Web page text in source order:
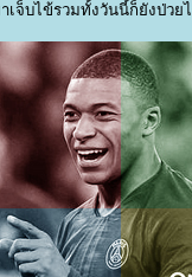
จ็บไข้รวมทั้งวันนี้ก็ยังป่วย